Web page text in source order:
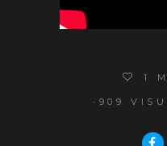
1
909